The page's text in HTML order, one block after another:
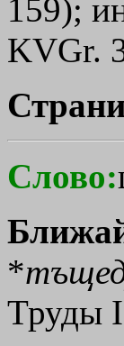
159);
KVGr.
Слово:
*
Труды